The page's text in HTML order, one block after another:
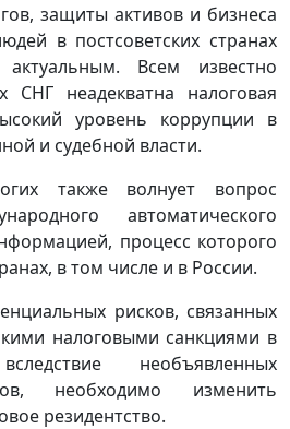
защиты активов и бизнеса
в постсоветских странах
Всем известно
СНГ неадекватна налоговая
уровень коррупции в
и судебной власти.
также волнует вопрос
автоматического
процесс которого
в том числе и в России.
рисков, связанных
налоговыми санкциями в
необъявленных
необходимо изменить
резидентство.